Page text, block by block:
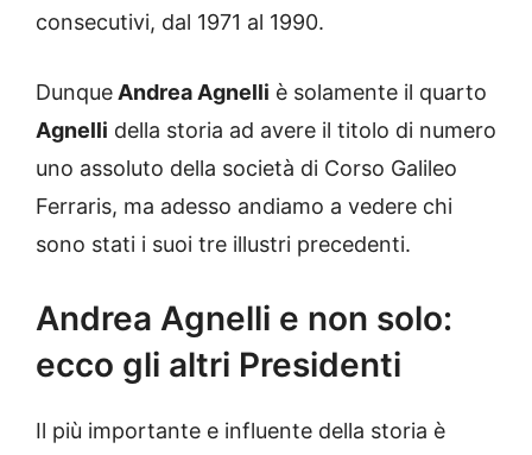
consecutivi, dal 1971 al 1990.
DunqueAndrea Agnelli è solamente il quarto
Agnelli della storia ad avere il titolo di numero
uno assoluto della società di Corso Galileo
Ferraris, ma adesso andiamo a vedere chi
sono stati i suoi tre illustri precedenti.
Andrea Agnelli e non solo:
ecco gli altri Presidenti
Il più importante e influente della storia è